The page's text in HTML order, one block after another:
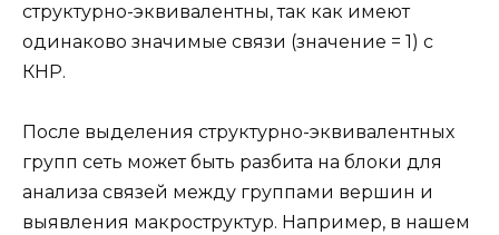
структурно-эквивалентны, так как имеют
одинаково значимые связи (значение = 1) с
КНР.
После выделения структурно-эквивалентных
групп сеть может быть разбита на блоки для
анализа связей между группами вершин и
выявления макроструктур. Например, в нашем